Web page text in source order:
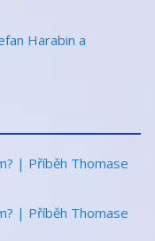
Harabin a
| Příběh Thomase
| Příběh Thomase